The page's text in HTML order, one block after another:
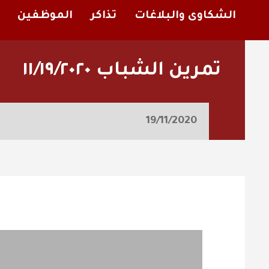
الشكاوى والبلاغات تذاكر الموظفين
تمرين الشباب ١١/١٩/٢٠٢٠
19/11/2020